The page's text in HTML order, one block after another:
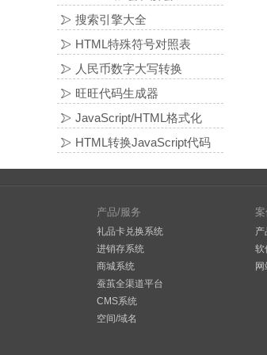
搜索引擎大全
HTML特殊符号对照表
人民币数字大写转换
旺旺代码生成器
JavaScript/HTML格式化
HTML转换JavaScript代码
产品/服务
礼品卡兑换系统
进销存系统
商城系统
蚕茧全渠道平台
CMS系统
空间/域名
产
软